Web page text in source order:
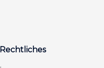
Rechtliches